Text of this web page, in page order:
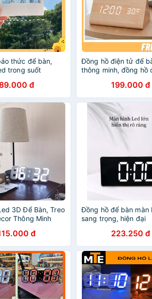
thức để bàn,
trong suốt
đ
Đồng hồ điện tử để
thông minh, đồng hồ
đèn led để bàn +
199.000 đ
3D Để Bàn, Treo
Thông Minh
đ
Đồng hồ để bàn màn
sang trọng, hiện đại
223.250 đ